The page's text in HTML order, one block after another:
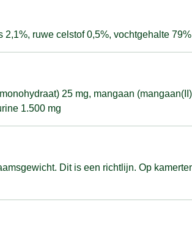
2,1%, ruwe celstof 0,5%, vochtgehalte 79%
25 mg, mangaan
1.500 mg
Dit is een richtlijn. Op